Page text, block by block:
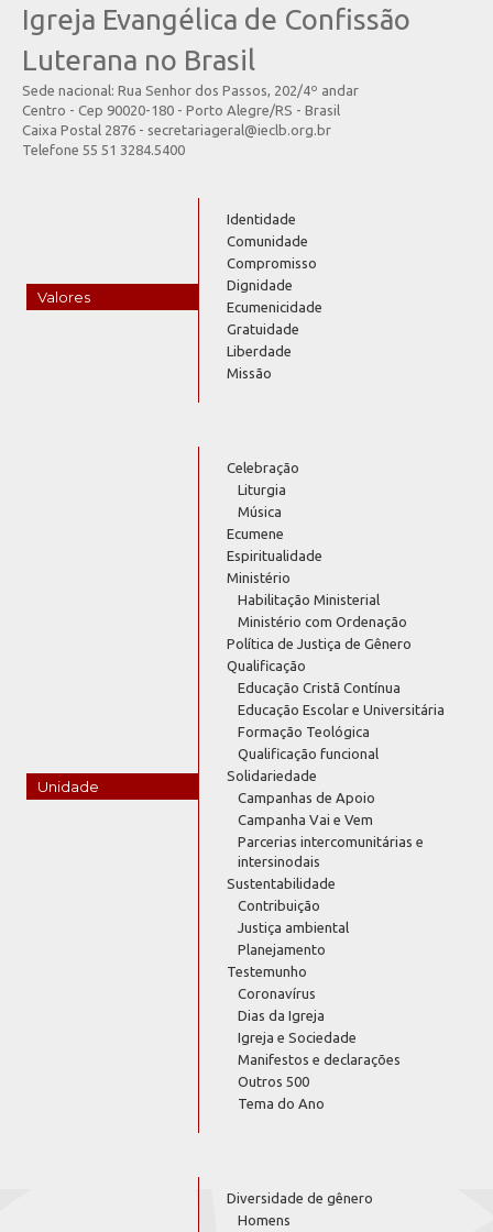
Igreja Evangélica de Confissão
Luterana no Brasil
Sede nacional: Rua Senhor dos Passos, 202/4º andar
Centro - Cep 90020-180 - Porto Alegre/RS - Brasil
Caixa Postal 2876 - secretariageral@ieclb.org.br
Telefone 55 51 3284.5400
Valores
Identidade
Comunidade
Compromisso
Dignidade
Ecumenicidade
Gratuidade
Liberdade
Missão
Unidade
Celebração
Liturgia
Música
Ecumene
Espiritualidade
Ministério
Habilitação Ministerial
Ministério com Ordenação
Política de Justiça de Gênero
Qualificação
Educação Cristã Contínua
Educação Escolar e Universitária
Formação Teológica
Qualificação funcional
Solidariedade
Campanhas de Apoio
Campanha Vai e Vem
Parcerias intercomunitárias e
intersinodais
Sustentabilidade
Contribuição
Justiça ambiental
Planejamento
Testemunho
Coronavírus
Dias da Igreja
Igreja e Sociedade
Manifestos e declarações
Outros 500
Tema do Ano
Diversidade de gênero
Homens